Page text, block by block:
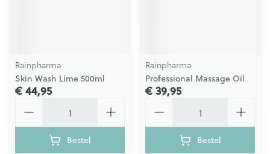
Rainpharma
Skin Wash Lime 500ml
€ 44,95
Bestel
Rainpharma
Professional Massage Oil
€ 39,95
Bestel